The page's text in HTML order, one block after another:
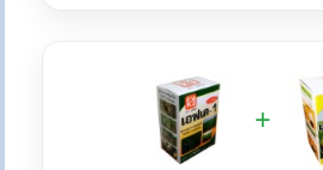
+